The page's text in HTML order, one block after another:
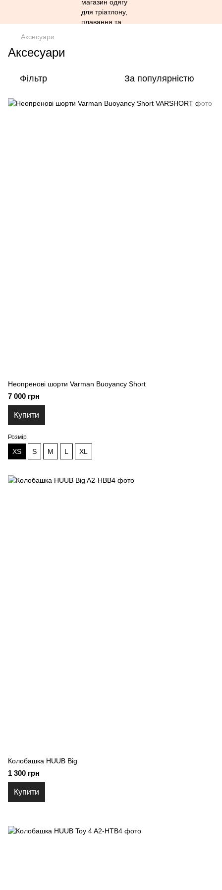
Аксесуари
Аксесуари
Фільтр За популярністю
Неопренові шорти Varman Buoyancy Short
7 000 грн
Купити
Розмір
XS S M L XL
Колобашка HUUB Big
1 300 грн
Купити